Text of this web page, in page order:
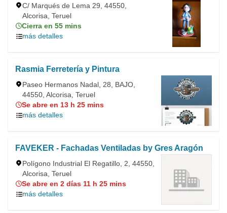
C/ Marqués de Lema 29, 44550,
Alcorisa, Teruel
Cierra en 55 mins
más detalles
Rasmia Ferretería y Pintura
Paseo Hermanos Nadal, 28, BAJO,
44550, Alcorisa, Teruel
Se abre en 13 h 25 mins
más detalles
FAVEKER - Fachadas Ventiladas by Gres Aragón
Polígono Industrial El Regatillo, 2, 44550,
Alcorisa, Teruel
Se abre en 2 días 11 h 25 mins
más detalles